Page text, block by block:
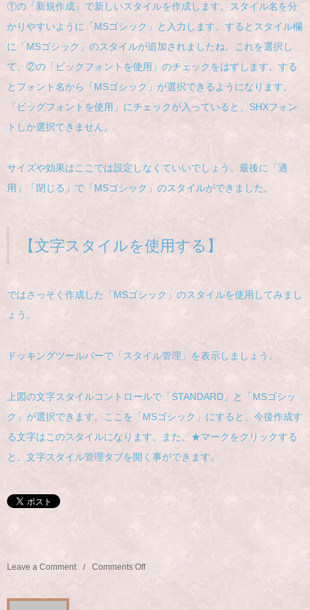
①の「新規作成」で新しいスタイルを作成します。スタイル名を分
かりやすいように「MSゴシック」と入力します。するとスタイル欄
に「MSゴシック」のスタイルが追加されましたね。これを選択し
て、②の「ビックフォントを使用」のチェックをはずします。する
とフォント名から「MSゴシック」が選択できるようになります。
「ビッグフォントを使用」にチェックが入っていると、SHXフォン
トしか選択できません。
サイズや効果はここでは設定しなくていいでしょう。最後に「適
用」「閉じる」で「MSゴシック」のスタイルができました。
【文字スタイルを使用する】
ではさっそく作成した「MSゴシック」のスタイルを使用してみまし
ょう。
ドッキングツールバーで「スタイル管理」を表示しましょう。
上図の文字スタイルコントロールで「STANDARD」と「MSゴシッ
ク」が選択できます。ここを「MSゴシック」にすると、今後作成す
る文字はこのスタイルになります。また、★マークをクリックする
と、文字スタイル管理タブを開く事ができます。
Leave a Comment Comments Off